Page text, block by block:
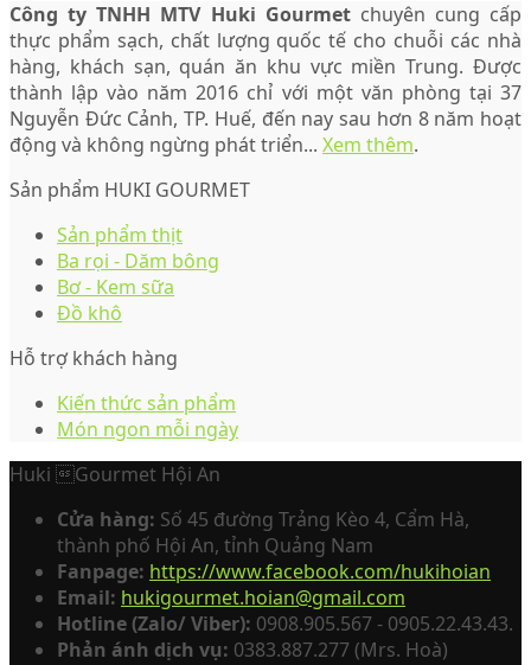
Công ty TNHH MTV Huki Gourmetchuyên cung cấp
thực phẩm sạch, chất lượng quốc tế cho chuỗi các nhà
hàng, khách sạn, quán ăn khu vực miền Trung. Được
thành lập vào năm 2016 chỉ với một văn phòng tại 37
Nguyễn Đức Cảnh, TP. Huế, đến nay sau hơn 8 năm hoạt
động và không ngừng phát triển... Xem thêm.
Sản phẩm HUKI GOURMET
Sản phẩm thịt
Ba rọi - Dăm bông
Bơ - Kem sữa
Đồ khô
Hỗ trợ khách hàng
Kiến thức sản phẩm
Món ngon mỗi ngày
Huki Gourmet Hội An
Cửa hàng: Số 45 đường Trảng Kèo 4, Cẩm Hà,
thành phố Hội An, tỉnh Quảng Nam
Fanpage: https://www.facebook.com/hukihoian
Email: hukigourmet.hoian@gmail.com
Hotline (Zalo/ Viber): 0908.905.567 - 0905.22.43.43.
Phản ánh dịch vụ: 0383.887.277 (Mrs. Hoà)